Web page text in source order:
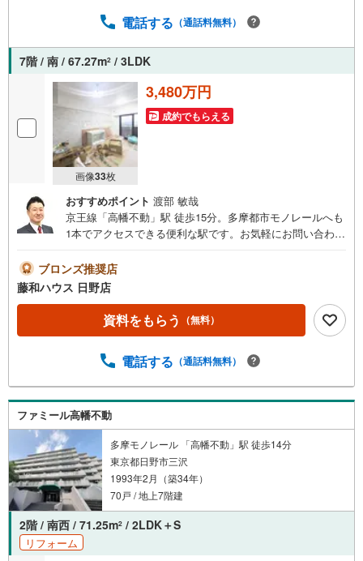
ります。インターネット、チラシなどに掲載できない物件
担当営業へご希望をお伝えください！■ご案内方法ご自宅へ
お迎え・最寄り駅等でお待ち合わせ、弊社へのご来社な
ど、ご相談ください。ご希望があれば周辺環境、お客様の
希望に合わせた物件などもご案内をいたします。お住まい
探しは朝日土地建物（株）八王子店 営業5課にお任せくだ
さい！
電話する （通話料無料）
7階 / 南 / 67.27m2 / 3LDK
画像33枚
3,480万円
成約でもらえる
おすすめポイント 渡部 敏哉
京王線「高幡不動」駅 徒歩15分。多摩都市モノレールへも
1本でアクセスできる便利な駅です。お気軽にお問い合わせ
ブロンズ推奨店
藤和ハウス 日野店
資料をもらう （無料）
電話する （通話料無料）
ファミール高幡不動
多摩モノレール 「高幡不動」駅 徒歩14分
東京都日野市三沢
1993年2月（築34年）
70戸 / 地上7階建
2階 / 南西 / 71.25m2 / 2LDK＋S
リフォーム